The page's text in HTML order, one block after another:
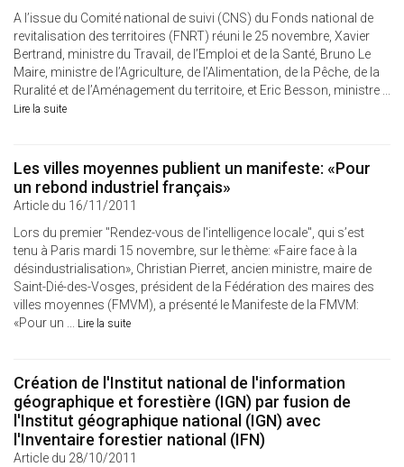
A l’issue du Comité national de suivi (CNS) du Fonds national de
revitalisation des territoires (FNRT) réuni le 25 novembre, Xavier
Bertrand, ministre du Travail, de l’Emploi et de la Santé, Bruno Le
Maire, ministre de l’Agriculture, de l’Alimentation, de la Pêche, de la
Ruralité et de l’Aménagement du territoire, et Eric Besson, ministre ...
Lire la suite
Les villes moyennes publient un manifeste: «Pour
un rebond industriel français»
Article du 16/11/2011
Lors du premier "Rendez-vous de l'intelligence locale", qui s’est
tenu à Paris mardi 15 novembre, sur le thème: «Faire face à la
désindustrialisation», Christian Pierret, ancien ministre, maire de
Saint-Dié-des-Vosges, président de la Fédération des maires des
villes moyennes (FMVM), a présenté le Manifeste de la FMVM:
«Pour un ... Lire la suite
Création de l'Institut national de l'information
géographique et forestière (IGN) par fusion de
l'Institut géographique national (IGN) avec
l'Inventaire forestier national (IFN)
Article du 28/10/2011